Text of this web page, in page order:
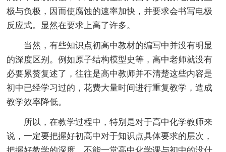
极与负极，因而使腐蚀的速率加快，并要求会书写电极
反应式。显然在要求上高了许多。
当然，有些知识点初高中教材的编写中并没有明显
的深度区别。例如原子结构模型史等，高中老师就没有
必要累赘复述了，往往是高中教师并不清楚这些内容是
初中已经学习过的，花费大量时间进行重复教学，造成
教学效率降低。
所以，在教学过程中，特别是对于高中化学教师来
说，一定要把握好初高中对于知识点具体要求的层次，